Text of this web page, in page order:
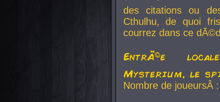
des citations ou
Cthulhu, de quoi
courrez dans ce
EntrÃ©e
Mysterium, le
Nombre de